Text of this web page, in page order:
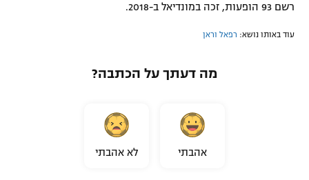
רשם 93 הופעות, זכה במונדיאל ב-2018.
עוד באותו נושא: רפאל וראן
מה דעתך על הכתבה?
אהבתי לא אהבתי